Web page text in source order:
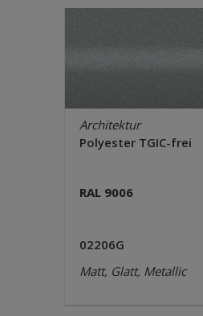
Architektur
Polyester TGIC-frei
RAL 9006
02206G
Matt, Glatt, Metallic